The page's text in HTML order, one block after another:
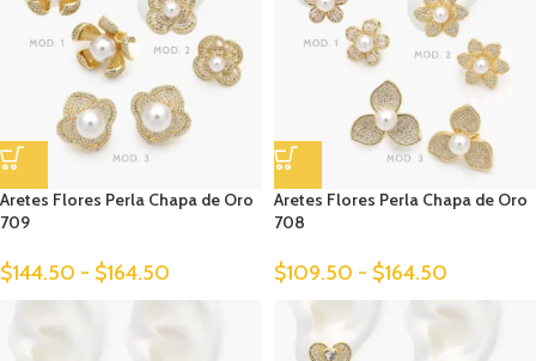
Aretes Flores Perla Chapa de Oro
709
$144.50 - $164.50
Aretes Flores Perla Chapa de Oro
708
$109.50 - $164.50